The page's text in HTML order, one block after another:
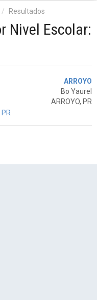
Resultados
Nivel Escolar:
ARROYO
Bo Yaurel
ARROYO, PR